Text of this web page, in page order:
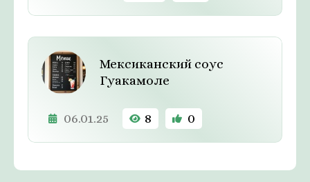
Мексиканский соус
Гуакамоле
06.01.25 8 0